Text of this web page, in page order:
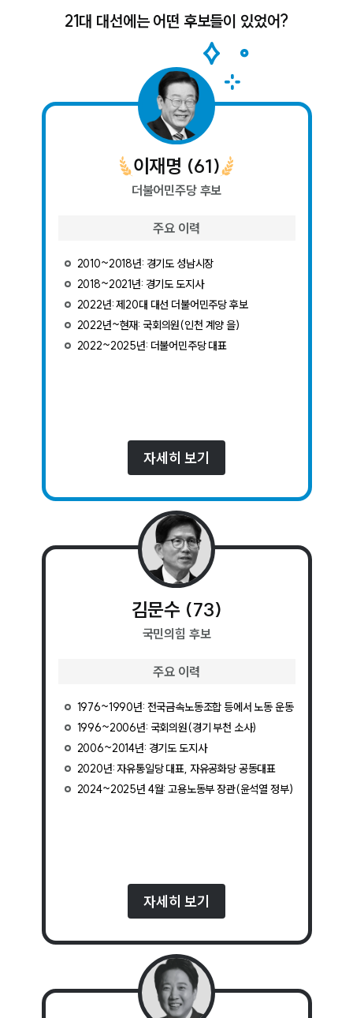
21대 대선에는 어떤 후보들이 있었어?
이재명 (61)
더불어민주당후보
주요 이력
2010~2018년: 경기도 성남시장
2018~2021년: 경기도 도지사
2022년: 제20대 대선 더불어민주당 후보
2022년~현재: 국회의원(인천 계양 을)
2022~2025년: 더불어민주당 대표
자세히 보기
김문수 (73)
국민의힘 후보
주요 이력
1976~1990년: 전국금속노동조합 등에서 노동 운동
1996~2006년: 국회의원(경기 부천 소사)
2006~2014년: 경기도 도지사
2020년: 자유통일당 대표, 자유공화당 공동대표
2024~2025년 4월: 고용노동부 장관(윤석열 정부)
자세히 보기